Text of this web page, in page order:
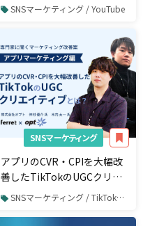
重要指標の見方を紹介
SNSマーケティング / YouTube
SNSマーケティング
アプリのCVR・CPIを大幅改
善したTikTokのUGCクリエ
イティブとは？ 専門家に聞
くマーケティング改善案
SNSマーケティング / TikTok / TikTok広告